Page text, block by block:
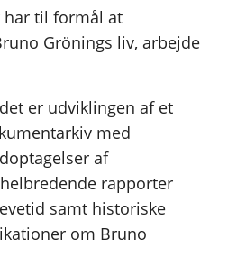
til formål at
Grönings liv, arbejde
er udviklingen af et
med
af
rapporter
samt historiske
om Bruno